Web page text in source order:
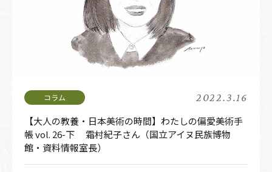
2022.3.16
【大人の教養・日本美術の時間】わたしの偏愛美術手
帳 vol. 26-下 霜村紀子さん（国立アイヌ民族博物
館・資料情報室長）